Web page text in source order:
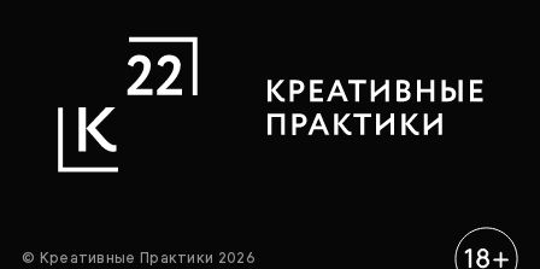
© Креативные Практики 2026